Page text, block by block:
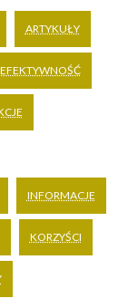
ARTYKUŁY
EFEKTYWNOŚĆ
INFORMACJE
KORZYŚCI